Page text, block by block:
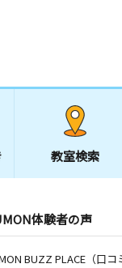
教室検索
体験者の声
BUZZ PLACE（口コ